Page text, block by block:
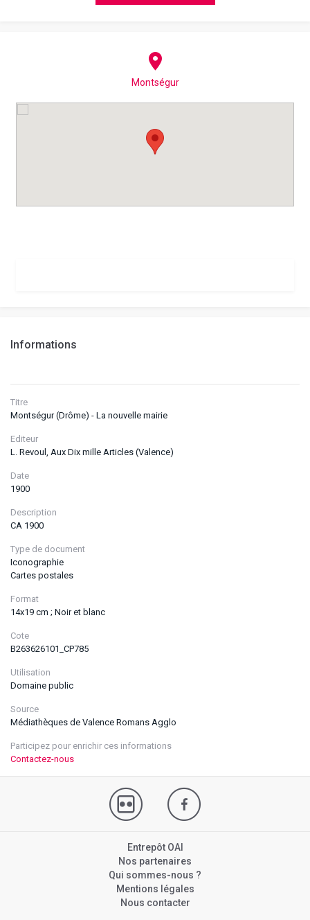
Informations
Titre
Montségur (Drôme) - La nouvelle mairie
Editeur
L. Revoul, Aux Dix mille Articles (Valence)
Date
1900
Description
CA 1900
Type de document
Iconographie
Cartes postales
Format
14x19 cm ; Noir et blanc
Cote
B263626101_CP785
Utilisation
Domaine public
Source
Médiathèques de Valence Romans Agglo
Participez pour enrichir ces informations
Contactez-nous
Montségur
Entrepôt OAI
Nos partenaires
Qui sommes-nous ?
Mentions légales
Nous contacter